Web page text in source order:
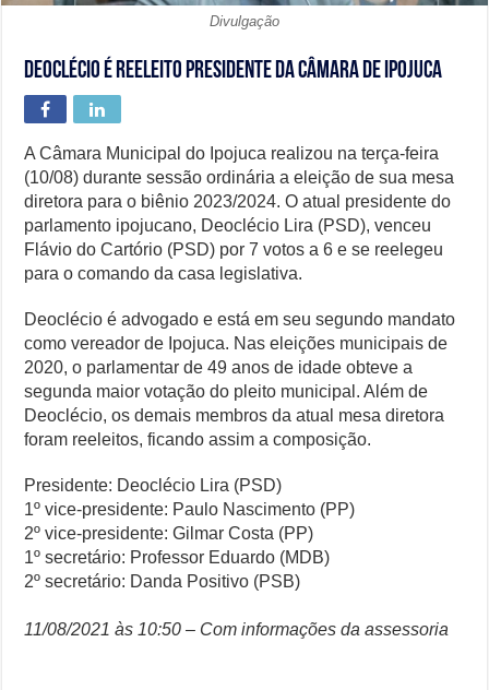
Divulgação
Deoclécio é reeleito presidente da Câmara de Ipojuca
A Câmara Municipal do Ipojuca realizou na terça-feira
(10/08) durante sessão ordinária a eleição de sua mesa
diretora para o biênio 2023/2024. O atual presidente do
parlamento ipojucano, Deoclécio Lira (PSD), venceu
Flávio do Cartório (PSD) por 7 votos a 6 e se reelegeu
para o comando da casa legislativa.
Deoclécio é advogado e está em seu segundo mandato
como vereador de Ipojuca. Nas eleições municipais de
2020, o parlamentar de 49 anos de idade obteve a
segunda maior votação do pleito municipal. Além de
Deoclécio, os demais membros da atual mesa diretora
foram reeleitos, ficando assim a composição.
Presidente: Deoclécio Lira (PSD)
1º vice-presidente: Paulo Nascimento (PP)
2º vice-presidente: Gilmar Costa (PP)
1º secretário: Professor Eduardo (MDB)
2º secretário: Danda Positivo (PSB)
11/08/2021 às 10:50 – Com informações da assessoria